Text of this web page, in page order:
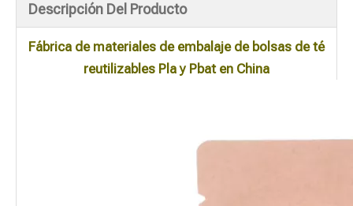
Descripción Del Producto
Fábrica de materiales de embalaje de bolsas de té
reutilizables Pla y Pbat en China